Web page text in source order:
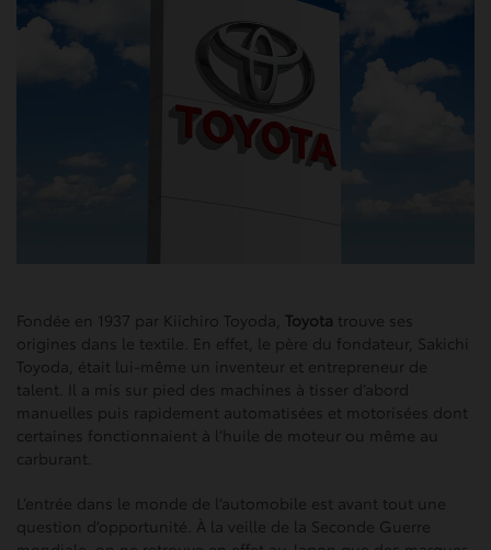
Fondée en 1937 par Kiichiro Toyoda, Toyota trouve ses
origines dans le textile. En effet, le père du fondateur, Sakichi
Toyoda, était lui-même un inventeur et entrepreneur de
talent. Il a mis sur pied des machines à tisser d’abord
manuelles puis rapidement automatisées et motorisées dont
certaines fonctionnaient à l’huile de moteur ou même au
carburant.
L’entrée dans le monde de l’automobile est avant tout une
question d’opportunité. À la veille de la Seconde Guerre